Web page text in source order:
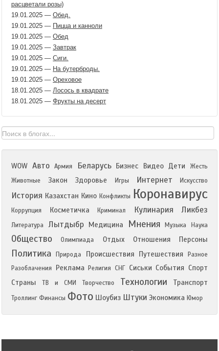
расцветали розы)
19.01.2025 — Обед.
19.01.2025 — Пицца и канноли
19.01.2025 — Обед
19.01.2025 — Завтрак
19.01.2025 — Сиги.
19.01.2025 — На бутерброды.
19.01.2025 — Ореховое
18.01.2025 — Лосось в квадрате
18.01.2025 — Фрукты на десерт
WOW Авто Армия Беларусь Бизнес Видео Дети
Жесть
Животные
Закон Здоровье Игры Интернет Искусство
История Казахстан Кино Конфликты Коронавирус
Коррупция Косметичка Криминал Кулинария Ликбез
Литература Лытдыбр Медицина Мнения Музыка Наука
Общество Олимпиада Отдых Отношения Персоны
Политика Природа Происшествия Путешествия
Разное
Разоблачения
Реклама Религия СНГ Сиськи События Спорт
Страны
ТВ и СМИ Творчество Технологии Транспорт
Троллинг Финансы Фото Шоубиз Штуки Экономика Юмор